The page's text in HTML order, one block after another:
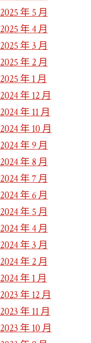
2025 年 5 月
2025 年 4 月
2025 年 3 月
2025 年 2 月
2025 年 1 月
2024 年 12 月
2024 年 11 月
2024 年 10 月
2024 年 9 月
2024 年 8 月
2024 年 7 月
2024 年 6 月
2024 年 5 月
2024 年 4 月
2024 年 3 月
2024 年 2 月
2024 年 1 月
2023 年 12 月
2023 年 11 月
2023 年 10 月